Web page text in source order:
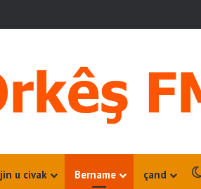
jin u civak Bername çand